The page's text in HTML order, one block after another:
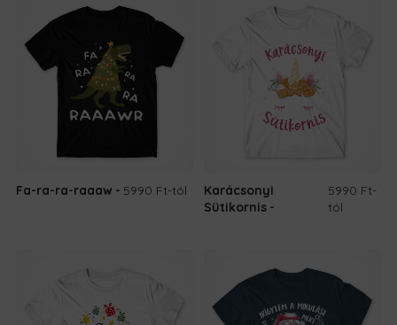
Fa-ra-ra-raaaw 5990 Ft-tól
Karácsonyi
Sütikornis
5990 Ft-
tól